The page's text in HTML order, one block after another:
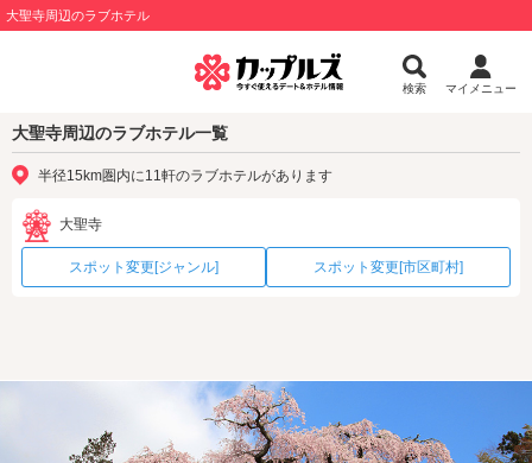
大聖寺周辺のラブホテル
検索 マイメニュー
大聖寺周辺のラブホテル一覧
半径15km圏内に11軒のラブホテルがあります
大聖寺
スポット変更[ジャンル] スポット変更[市区町村]